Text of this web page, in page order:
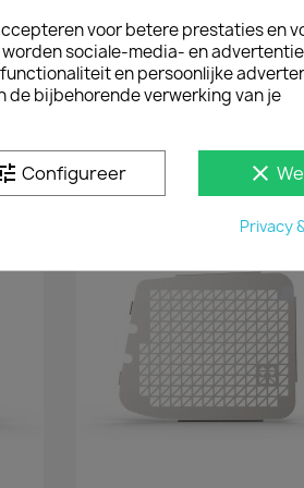
Snel bekijken
SIDEBARS 3 STEPS
TRANSPORTER
excl.
voor betere prestaties en
sociale-media- en
en persoonlijke
de bijbehorende verwerking van je
Configureer clear
Privacy